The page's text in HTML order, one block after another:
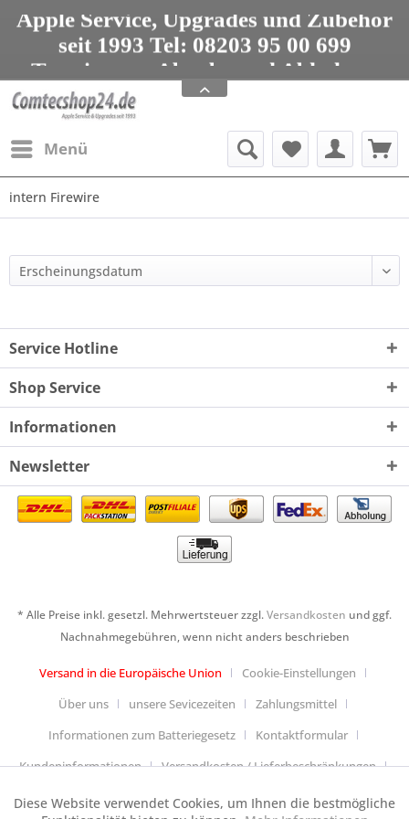
Apple Service, Upgrades und Zubehör
seit 1993 Tel: 08203 95 00 699
Termine zur Abgabe und Abholung
nur nach Vereinbarung
Apple Service, Upgrades und Zubehör
seit 1993 Tel: 08203 95 00 699
Menü
intern Firewire
Service Hotline
Shop Service
Informationen
Newsletter
* Alle Preise inkl. gesetzl. Mehrwertsteuer zzgl.Versandkosten und ggf.
Nachnahmegebühren, wenn nicht anders beschrieben
Versand in die Europäische Union
Cookie-Einstellungen
Über uns
unsere Sevicezeiten
Zahlungsmittel
Informationen zum Batteriegesetz
Kontaktformular
Kundeninformationen
Versandkosten / Lieferbeschränkungen
Widerrufsbelehrung & Muster-Widerrufsformular
Funktionale Aktiv
Diese Website verwendet Cookies, um Ihnen die bestmögliche